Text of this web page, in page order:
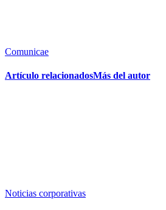
Comunicae
Artículo relacionadosMás del autor
Noticias corporativas